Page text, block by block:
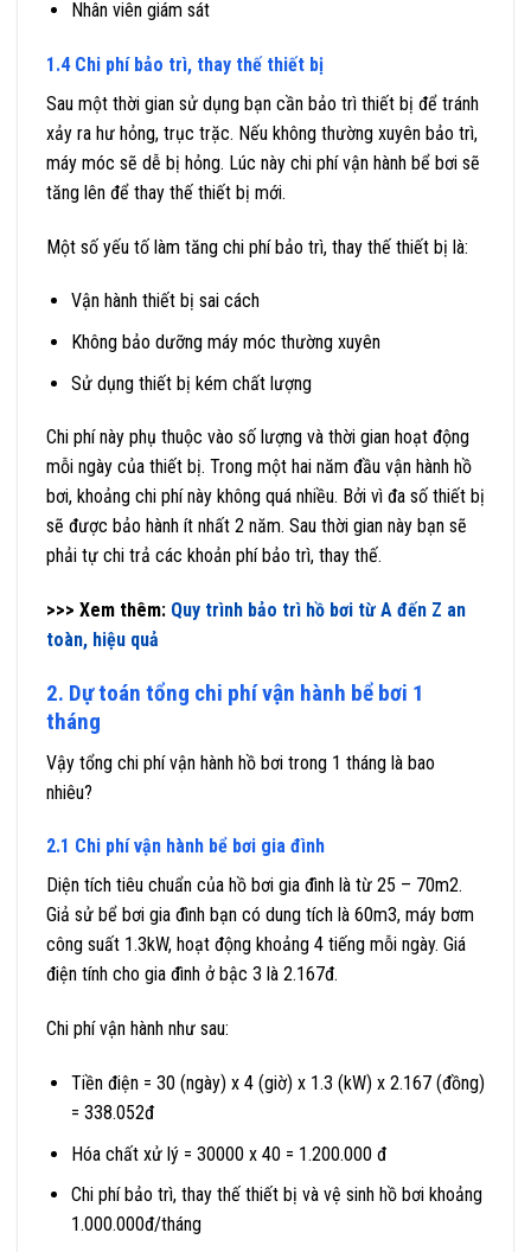
Nhân viên giám sát
1.4 Chi phí bảo trì, thay thế thiết bị
Sau một thời gian sử dụng bạn cần bảo trì thiết bị để tránh
xảy ra hư hỏng, trục trặc. Nếu không thường xuyên bảo trì,
máy móc sẽ dễ bị hỏng. Lúc này chi phí vận hành bể bơi sẽ
tăng lên để thay thế thiết bị mới.
Một số yếu tố làm tăng chi phí bảo trì, thay thế thiết bị là:
Vận hành thiết bị sai cách
Không bảo dưỡng máy móc thường xuyên
Sử dụng thiết bị kém chất lượng
Chi phí này phụ thuộc vào số lượng và thời gian hoạt động
mỗi ngày của thiết bị. Trong một hai năm đầu vận hành hồ
bơi, khoảng chi phí này không quá nhiều. Bởi vì đa số thiết bị
sẽ được bảo hành ít nhất 2 năm. Sau thời gian này bạn sẽ
phải tự chi trả các khoản phí bảo trì, thay thế.
>>> Xem thêm: Quy trình bảo trì hồ bơi từ A đến Z an
toàn, hiệu quả
2. Dự toán tổng chi phí vận hành bể bơi 1
tháng
Vậy tổng chi phí vận hành hồ bơi trong 1 tháng là bao
nhiêu?
2.1 Chi phí vận hành bể bơi gia đình
Diện tích tiêu chuẩn của hồ bơi gia đình là từ 25 – 70m2.
Giả sử bể bơi gia đình bạn có dung tích là 60m3, máy bơm
công suất 1.3kW, hoạt động khoảng 4 tiếng mỗi ngày. Giá
điện tính cho gia đình ở bậc 3 là 2.167đ.
Chi phí vận hành như sau:
Tiền điện = 30 (ngày) x 4 (giờ) x 1.3 (kW) x 2.167 (đồng)
= 338.052đ
Hóa chất xử lý = 30000 x 40 = 1.200.000 đ
Chi phí bảo trì, thay thế thiết bị và vệ sinh hồ bơi khoảng
1.000.000đ/tháng